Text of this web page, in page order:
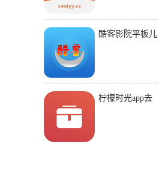
酷客影院平板儿
柠檬时光app去